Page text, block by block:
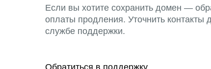
Если вы хотите сохранить домен —
оплаты продления. Уточнить контакты
службе поддержки.
Обратиться в поддержку